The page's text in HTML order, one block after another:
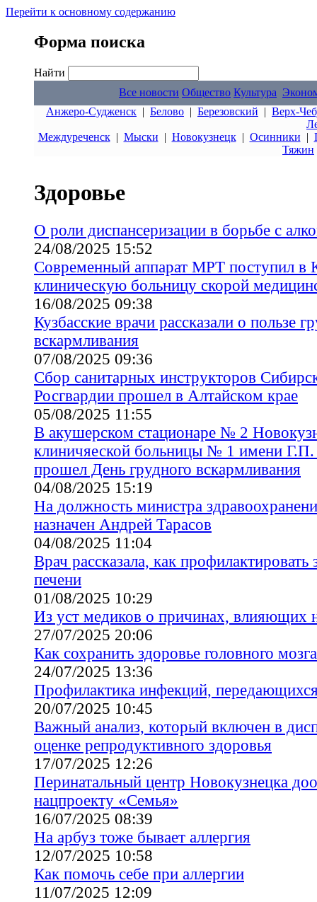
Перейти к основному содержанию
Форма поиска
Найти
Все новости Общество Культура
Анжеро-Судженск | Белово | Березовский | Верх-
Междуреченск| Мыски | Новокузнецк| Осинники |
Тяжин
Здоровье
О роли диспансеризации в борьбе с
24/08/2025 15:52
Современный аппарат МРТ поступил в
клиническую больницу скорой
16/08/2025 09:38
Кузбасские врачи рассказали о пользе
вскармливания
07/08/2025 09:36
Сбор санитарных инструкторов
Росгвардии прошел в Алтайском крае
05/08/2025 11:55
В акушерском стационаре № 2
клиничяеской больницы № 1 имени Г.П.
прошел День грудного вскармливания
04/08/2025 15:19
На должность министра
назначен Андрей Тарасов
04/08/2025 11:04
Врач рассказала, как профилактировать
печени
01/08/2025 10:29
Из уст медиков о причинах, влияющих
27/07/2025 20:06
Как сохранить здоровье головного мозга
24/07/2025 13:36
Профилактика инфекций,
20/07/2025 10:45
Важный анализ, который включен в
оценке репродуктивного здоровья
17/07/2025 12:26
Перинатальный центр Новокузнецка
нацпроекту «Семья»
16/07/2025 08:39
На арбуз тоже бывает аллергия
12/07/2025 10:58
Как помочь себе при аллергии
11/07/2025 12:09